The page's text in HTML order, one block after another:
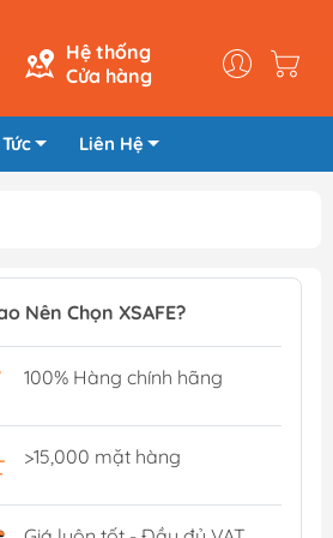
Hệ thống
Cửa hàng
Liên Hệ
Nên Chọn XSAFE?
100% Hàng chính hãng
>15,000 mặt hàng